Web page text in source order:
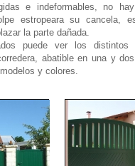
e indeformables, no
estropeara su cancela,
la parte dañada.
puede ver los distintos
abatible en una y
y colores.